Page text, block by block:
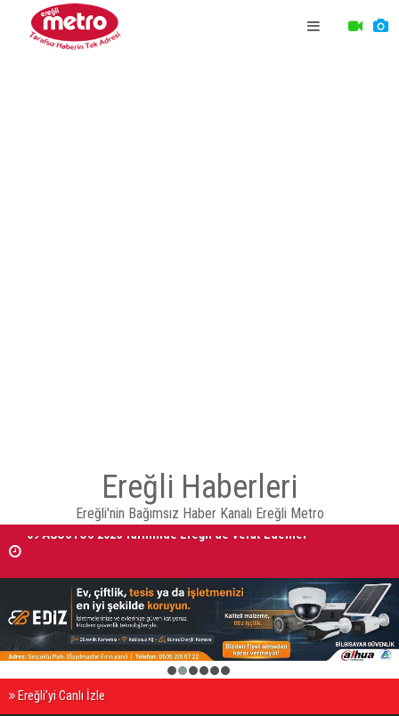
Ereğli Haberleri
Ereğli'nin Bağımsız Haber Kanalı Ereğli Metro
09 AĞUSTOS 2026 Tarihinde Ereğli’de Vefat Edenler
SÜRDÜRÜYOR
2 3 4 5 6
Ereğli’yi Canlı İzle